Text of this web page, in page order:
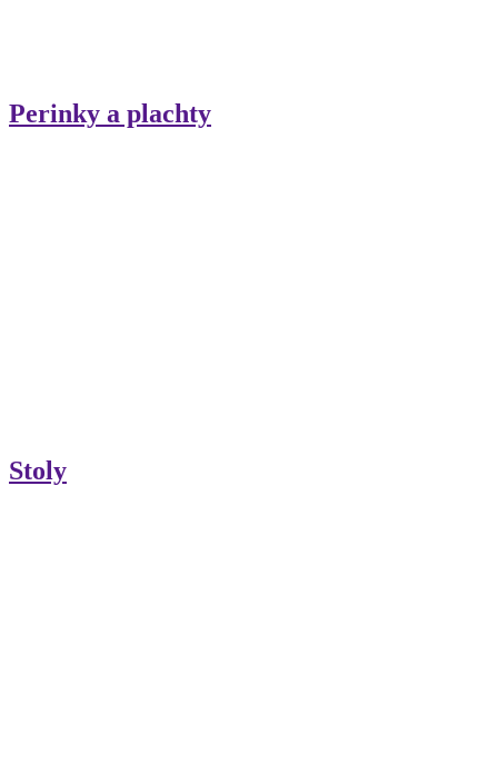
Perinky a plachty
Stoly